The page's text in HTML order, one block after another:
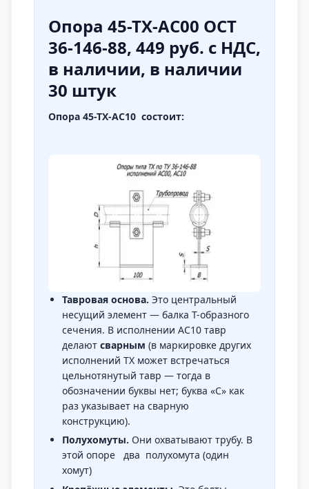
Опора 45-ТХ-АС00 ОСТ
36-146-88, 449 руб. с НДС,
в наличии, в наличии
30 штук
Опора 45-ТХ-АС10 состоит:
Тавровая основа. Это центральный
несущий элемент — балка Т-образного
сечения. В исполнении АС10 тавр
делают сварным (в маркировке других
исполнений ТХ может встречаться
цельнотянутый тавр — тогда в
обозначении буквы нет; буква «С» как
раз указывает на сварную
конструкцию).
Полухомуты. Они охватывают трубу. В
этой опоре два полухомута (один
хомут)